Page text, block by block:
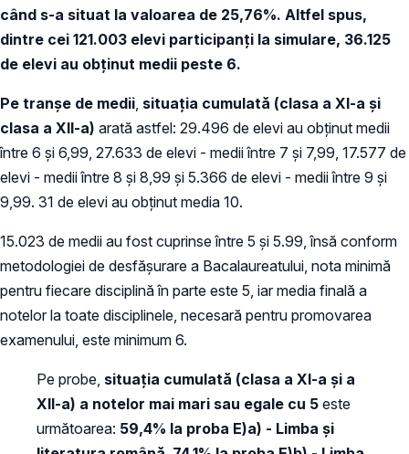
când s-a situat la valoarea de 25,76%. Altfel spus,
dintre cei 121.003 elevi participanţi la simulare, 36.125
de elevi au obţinut medii peste 6.
Pe tranşe de medii situaţia cumulată (clasa a XI-a şi
clasa a XII-a) arată astfel: 29.496 de elevi au obţinut medii
între 6 şi 6,99, 27.633 de elevi - medii între 7 şi 7,99, 17.577 de
elevi - medii între 8 şi 8,99 şi 5.366 de elevi - medii între 9 şi
9,99. 31 de elevi au obținut media 10.
15.023 de medii au fost cuprinse între 5 și 5.99, însă conform
metodologiei de desfăşurare a Bacalaureatului, nota minimă
pentru fiecare disciplină în parte este 5, iar media finală a
notelor la toate disciplinele, necesară pentru promovarea
examenului, este minimum 6.
Pe probe, situaţia cumulată (clasa a XI-a și a
XII-a) a notelor mai mari sau egale cu 5 este
următoarea: 59,4% la proba E)a) - Limba şi